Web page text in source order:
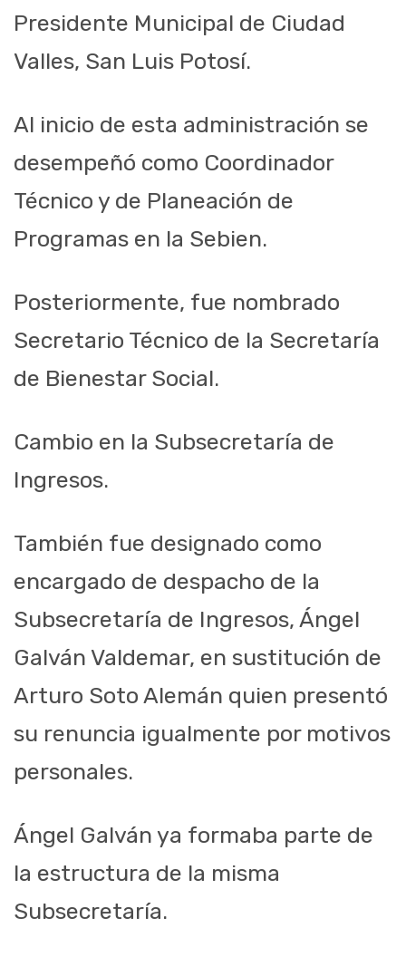
Presidente Municipal de Ciudad
Valles, San Luis Potosí.
Al inicio de esta administración se
desempeñó como Coordinador
Técnico y de Planeación de
Programas en la Sebien.
Posteriormente, fue nombrado
Secretario Técnico de la Secretaría
de Bienestar Social.
Cambio en la Subsecretaría de
Ingresos.
También fue designado como
encargado de despacho de la
Subsecretaría de Ingresos, Ángel
Galván Valdemar, en sustitución de
Arturo Soto Alemán quien presentó
su renuncia igualmente por motivos
personales.
Ángel Galván ya formaba parte de
la estructura de la misma
Subsecretaría.